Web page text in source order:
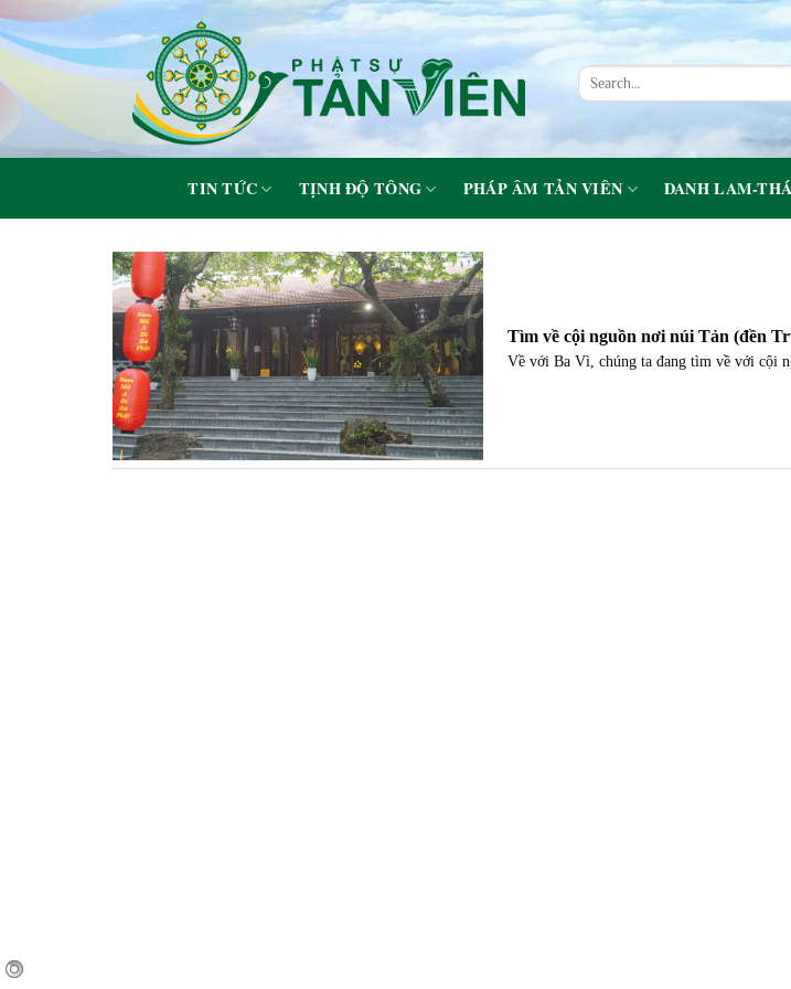
to
content
TIN TỨC TỊNH ĐỘ TÔNG PHÁP ÂM TẢN VIÊN DANH LAM-
Tìm về cội nguồn nơi núi Tản (đền
Về với Ba Vì, chúng ta đang tìm về với cội